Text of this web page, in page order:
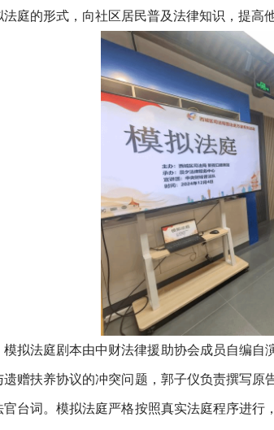
法庭的形式，向社区居民普及法律知识，提高
模拟法庭剧本由中财法律援助协会成员自编自
遗赠扶养协议的冲突问题，郭子仪负责撰写
官台词。模拟法庭严格按照真实法庭程序进行